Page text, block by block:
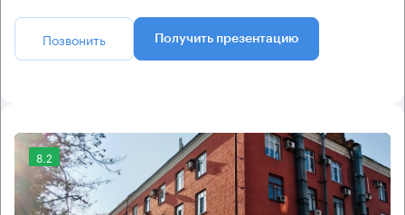
Позвонить Получить презентацию
8.2